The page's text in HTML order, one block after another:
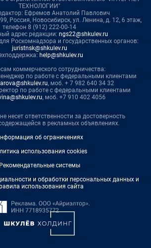
ТЕХНОЛОГИИ"
Ефремов Анатолий Павлович
Россия, Новосибирск, ул. Ленина, д. 12, 6 этаж,
телефон 8 (912) 222-00-14
адрес редакции: ngs22@shkulev.ru
Роскомнадзора и государственных органов:
juristnsk@shkulev.ru
help@shkulev.ru
коммерческого сотрудничества:
по работе с федеральными клиентами
, моб. + 7 982 640 34 32
по работе с федеральными клиентами
, моб. +7 910 402 4056
несет ответственности за достоверность
в рекламных объявлениях.
об ограничениях
использования cookies
Рекомендательные системы
и обработки персональных данных и
использования сайта